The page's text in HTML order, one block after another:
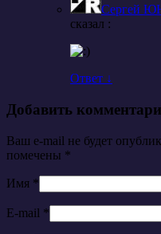
Сергей
cказал :
Ответ ↓
Добавить
Ваш e-mail не будет
помечены *
Имя *
E-mail *